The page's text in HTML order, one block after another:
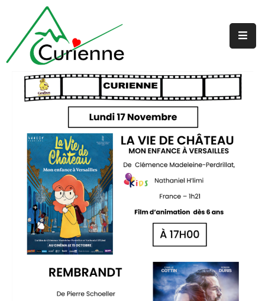
Accueil
Mairie
Quotidien
Jeunesse